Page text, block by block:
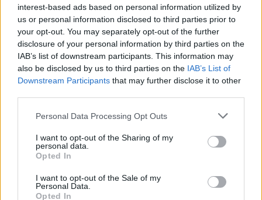
interest-based ads based on personal information utilized by
us or personal information disclosed to third parties prior to
your opt-out. You may separately opt-out of the further
disclosure of your personal information by third parties on the
IAB’s list of downstream participants. This information may
also be disclosed by us to third parties on the IAB’s List of
Downstream Participants that may further disclose it to other
Please note that this website/app uses one or more Google
not limited to your visit or usage behaviour. You may click to
grant or deny consent to Google and its third-party tags to
use your data for below specified purposes in below Google
consent section.
Personal Data Processing Opt Outs
I want to opt-out of the Sharing of my
personal data.
Opted In
I want to opt-out of the Sale of my
Personal Data.
Opted In
Júliusban mindössze 1,2 százalékkal emelkedtek éves
összevetésben a fogyasztói árak, miközben az élelmiszerek ára
már csökkent.
Szólj hozzá!